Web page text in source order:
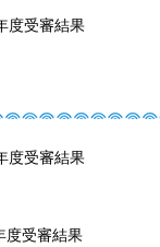
度受審結果
度受審結果
度受審結果